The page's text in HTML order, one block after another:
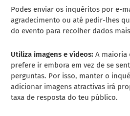
Podes enviar os inquéritos por e-
agradecimento ou até pedir-lhes
do evento para recolher dados
Utiliza imagens e vídeos: A maioria
prefere ir embora em vez de se
perguntas. Por isso, manter o
adicionar imagens atractivas irá
taxa de resposta do teu público.